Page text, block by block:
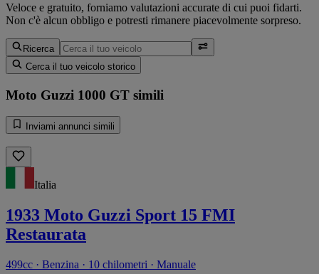
Veloce e gratuito, forniamo valutazioni accurate di cui puoi fidarti.
Non c'è alcun obbligo e potresti rimanere piacevolmente sorpreso.
Ricerca
Cerca il tuo veicolo storico
Moto Guzzi 1000 GT simili
Inviami annunci simili
Italia
1933 Moto Guzzi Sport 15 FMI
Restaurata
499cc · Benzina · 10 chilometri · Manuale